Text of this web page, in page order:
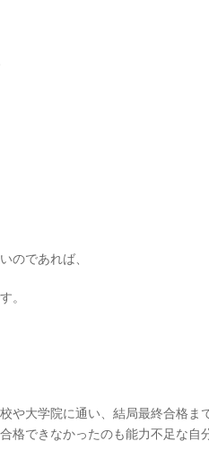
のであれば、
。
や大学院に通い、結局最終合格ま
格できなかったのも能力不足な自